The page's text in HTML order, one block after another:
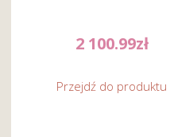
2 100.99zł
Przejdź do produktu